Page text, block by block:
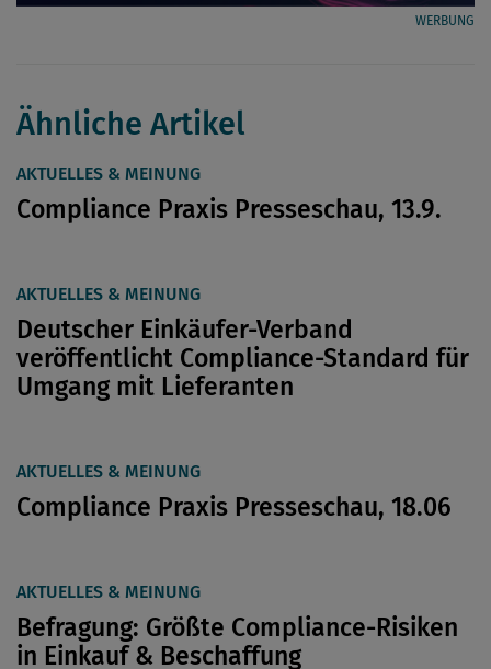
WERBUNG
Ähnliche Artikel
AKTUELLES & MEINUNG
Compliance Praxis Presseschau, 13.9.
AKTUELLES & MEINUNG
Deutscher Einkäufer-Verband
veröffentlicht Compliance-Standard für
Umgang mit Lieferanten
AKTUELLES & MEINUNG
Compliance Praxis Presseschau, 18.06
AKTUELLES & MEINUNG
Befragung: Größte Compliance-Risiken
in Einkauf & Beschaffung